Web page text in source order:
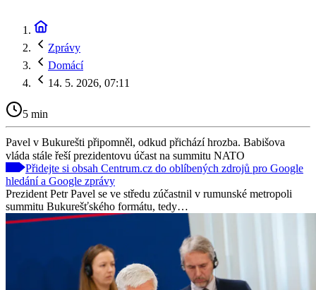
Zprávy
Domácí
14. 5. 2026, 07:11
5 min
Pavel v Bukurešti připomněl, odkud přichází hrozba. Babišova
vláda stále řeší prezidentovu účast na summitu NATO
Přidejte si obsah Centrum.cz do oblíbených zdrojů pro Google
hledání a Google zprávy
Prezident Petr Pavel se ve středu zúčastnil v rumunské metropoli
summitu Bukurešťského formátu, tedy…